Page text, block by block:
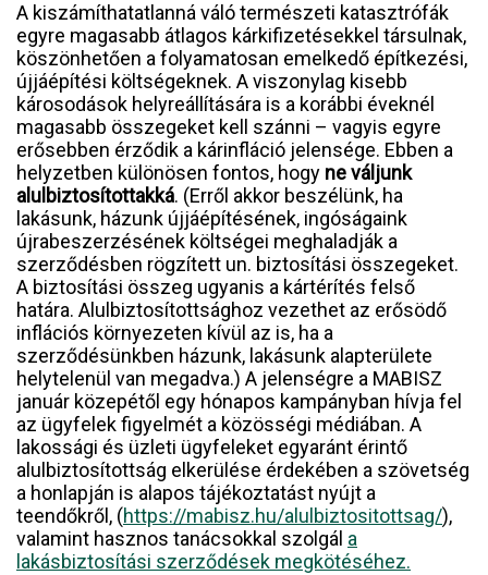
A kiszámíthatatlanná váló természeti katasztrófák
egyre magasabb átlagos kárkifizetésekkel társulnak,
köszönhetően a folyamatosan emelkedő építkezési,
újjáépítési költségeknek. A viszonylag kisebb
károsodások helyreállítására is a korábbi éveknél
magasabb összegeket kell szánni – vagyis egyre
erősebben érződik a kárinfláció jelensége. Ebben a
helyzetben különösen fontos, hogy ne váljunk
alulbiztosítottakká. (Erről akkor beszélünk, ha
lakásunk, házunk újjáépítésének, ingóságaink
újrabeszerzésének költségei meghaladják a
szerződésben rögzített un. biztosítási összegeket.
A biztosítási összeg ugyanis a kártérítés felső
határa. Alulbiztosítottsághoz vezethet az erősödő
inflációs környezeten kívül az is, ha a
szerződésünkben házunk, lakásunk alapterülete
helytelenül van megadva.) A jelenségre a MABISZ
január közepétől egy hónapos kampányban hívja fel
az ügyfelek figyelmét a közösségi médiában. A
lakossági és üzleti ügyfeleket egyaránt érintő
alulbiztosítottság elkerülése érdekében a szövetség
a honlapján is alapos tájékoztatást nyújt a
teendőkről, (https://mabisz.hu/alulbiztositottsag/),
valamint hasznos tanácsokkal szolgál a
lakásbiztosítási szerződések megkötéséhez.